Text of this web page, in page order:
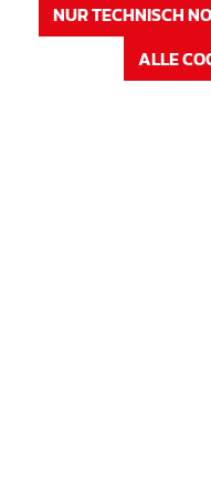
NUR TECHNISCH
ALLE